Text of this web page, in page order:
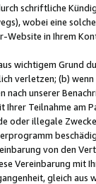
schriftliche
wobei eine
Website in Ihrem
wichtigem Grund
verletzen; (b)
unserer
Teilnahme am
illegale
von den
Vereinbarung mit
gleich